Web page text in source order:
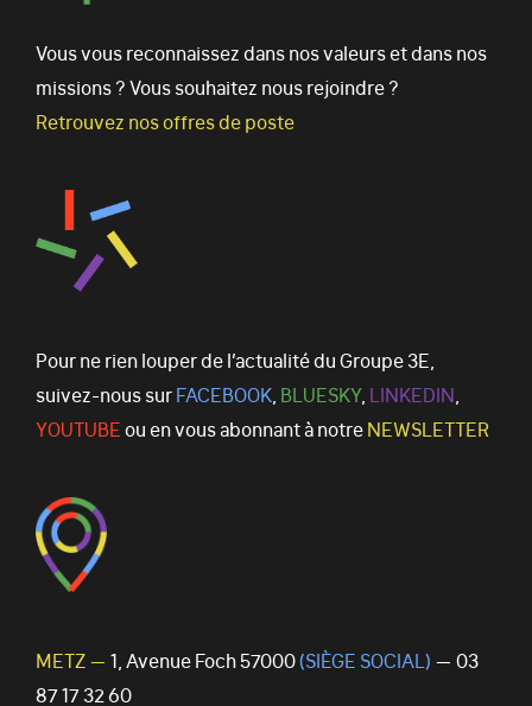
Vous vous reconnaissez dans nos valeurs et dans nos
missions ? Vous souhaitez nous rejoindre ?
Retrouvez nos offres de poste
Pour ne rien louper de l’actualité du Groupe 3E,
suivez-nous surFACEBOOK, BLUESKY, LINKEDIN,
YOUTUBEou en vous abonnant à notreNEWSLETTER
METZ — 1, Avenue Foch 57000(SIÈGE SOCIAL) — 03
87 17 32 60